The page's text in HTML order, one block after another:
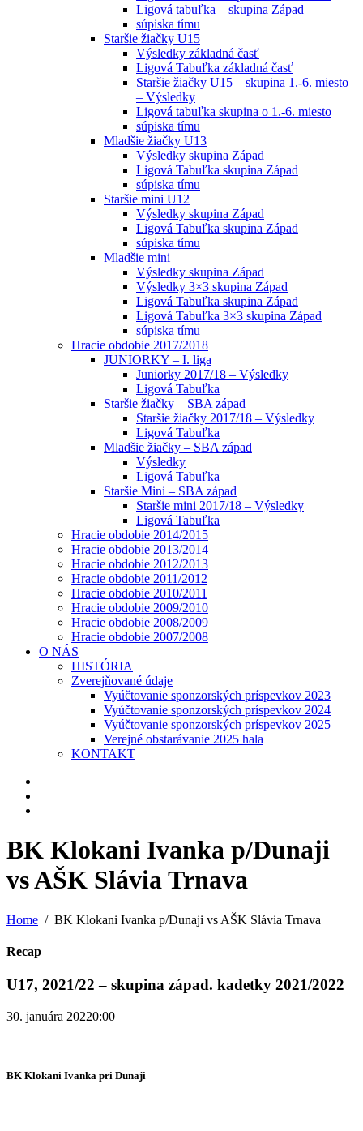
Ligová tabuľka – skupina Západ
súpiska tímu
Staršie žiačky U15
Výsledky základná časť
Ligová Tabuľka základná časť
Staršie žiačky U15 – skupina 1.-6. miesto
– Výsledky
Ligová tabuľka skupina o 1.-6. miesto
súpiska tímu
Mladšie žiačky U13
Výsledky skupina Západ
Ligová Tabuľka skupina Západ
súpiska tímu
Staršie mini U12
Výsledky skupina Západ
Ligová Tabuľka skupina Západ
súpiska tímu
Mladšie mini
Výsledky skupina Západ
Výsledky 3×3 skupina Západ
Ligová Tabuľka skupina Západ
Ligová Tabuľka 3×3 skupina Západ
súpiska tímu
Hracie obdobie 2017/2018
JUNIORKY – I. liga
Juniorky 2017/18 – Výsledky
Ligová Tabuľka
Staršie žiačky – SBA západ
Staršie žiačky 2017/18 – Výsledky
Ligová Tabuľka
Mladšie žiačky – SBA západ
Výsledky
Ligová Tabuľka
Staršie Mini – SBA západ
Staršie mini 2017/18 – Výsledky
Ligová Tabuľka
Hracie obdobie 2014/2015
Hracie obdobie 2013/2014
Hracie obdobie 2012/2013
Hracie obdobie 2011/2012
Hracie obdobie 2010/2011
Hracie obdobie 2009/2010
Hracie obdobie 2008/2009
Hracie obdobie 2007/2008
O NÁS
HISTÓRIA
Zverejňované údaje
Vyúčtovanie sponzorských príspevkov 2023
Vyúčtovanie sponzorských príspevkov 2024
Vyúčtovanie sponzorských príspevkov 2025
Verejné obstarávanie 2025 hala
KONTAKT
BK Klokani Ivanka p/Dunaji
vs AŠK Slávia Trnava
Home BK Klokani Ivanka p/Dunaji vs AŠK Slávia Trnava
Recap
U17, 2021/22 – skupina západ. kadetky 2021/2022
30. januára 20220:00
BK Klokani Ivanka pri Dunaji